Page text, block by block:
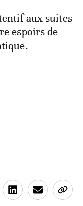
aux suites
espoirs de